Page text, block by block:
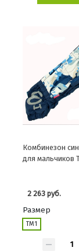
Комбинезон
для мальчиков
2 263 руб.
Размер
ТМ1